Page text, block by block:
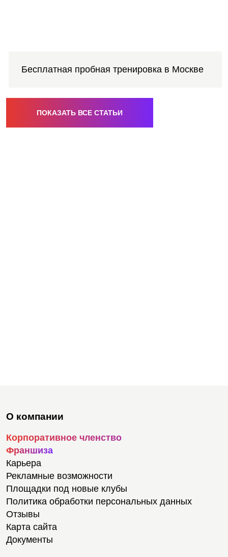
Бесплатная пробная тренировка в Москве
ПОКАЗАТЬ ВСЕ СТАТЬИ
О компании
Корпоративное членство
Франшиза
Карьера
Рекламные возможности
Площадки под новые клубы
Политика обработки персональных данных
Отзывы
Карта сайта
Документы